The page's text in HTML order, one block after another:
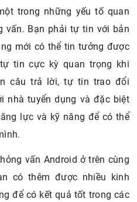
tin cực kỳ quan trọng khi
câu trả lời, tự tin trao đổi
nhà tuyển dụng và đặc biệt
lực và kỹ năng để có thể
vấn Android ở trên cùng
có thêm được nhiều kinh
để có kết quả tốt trong các
các bạn thành công và ghi
dụng.